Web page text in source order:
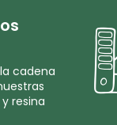
cadena
resina